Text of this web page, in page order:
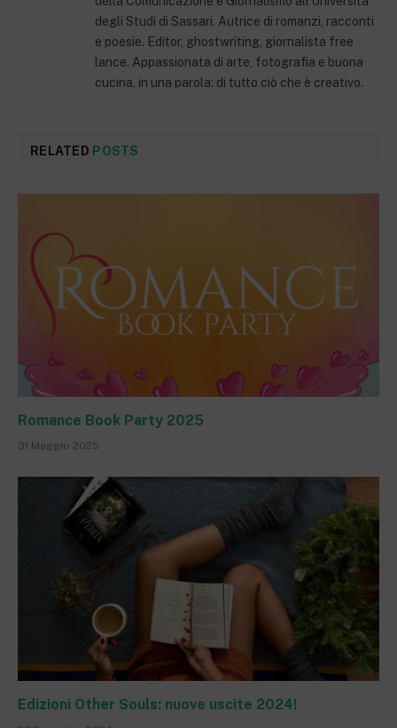
degli Studi di Sassari. Autrice di romanzi, racconti
e poesie. Editor, ghostwriting, giornalista free
lance. Appassionata di arte, fotografia e buona
cucina, in una parola: di tutto ciò che è creativo.
RELATED POSTS
Romance Book Party 2025
31 Maggio 2025
Edizioni Other Souls: nuove uscite 2024!